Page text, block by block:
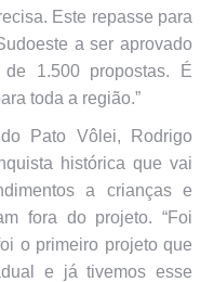
Este repasse para
a ser aprovado
1.500 propostas. É
toda a região.”
Pato Vôlei, Rodrigo
histórica que vai
a crianças e
fora do projeto. “Foi
o primeiro projeto que
e já tivemos esse